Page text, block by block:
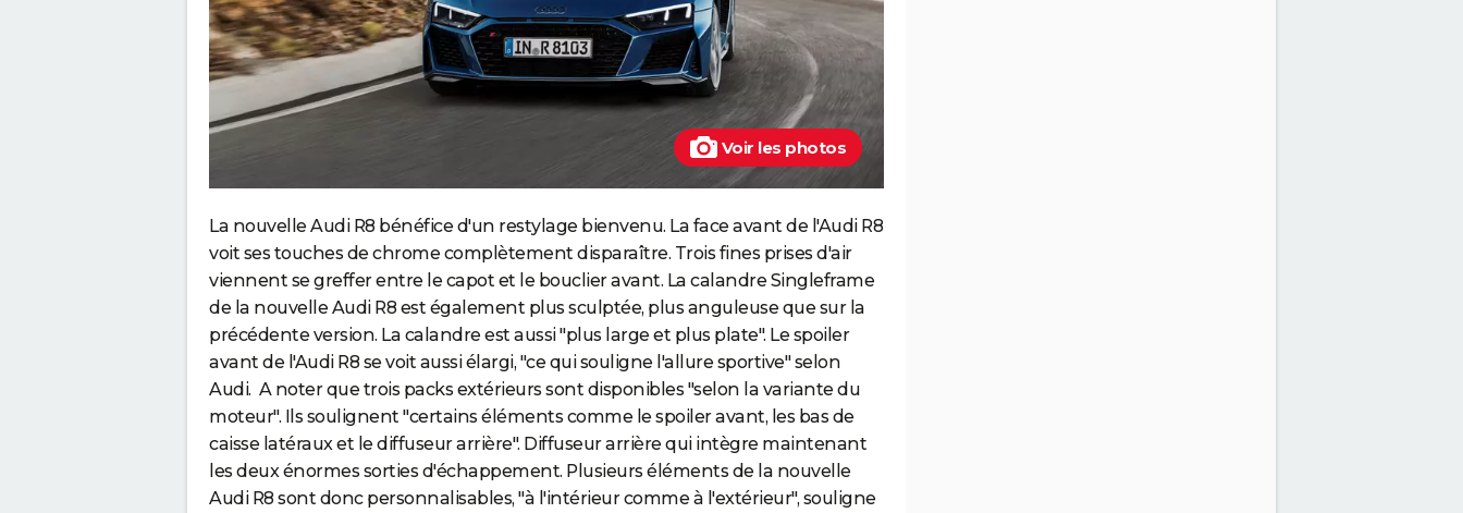
Voir les photos
La nouvelle Audi R8 bénéfice d'un restylage bienvenu. La face avant de l'Audi R8
voit ses touches de chrome complètement disparaître. Trois fines prises d'air
viennent se greffer entre le capot et le bouclier avant. La calandre Singleframe
de la nouvelle Audi R8 est également plus sculptée, plus anguleuse que sur la
précédente version. La calandre est aussi "plus large et plus plate". Le spoiler
avant de l'Audi R8 se voit aussi élargi, "ce qui souligne l'allure sportive" selon
Audi. A noter que trois packs extérieurs sont disponibles "selon la variante du
moteur". Ils soulignent "certains éléments comme le spoiler avant, les bas de
caisse latéraux et le diffuseur arrière". Diffuseur arrière qui intègre maintenant
les deux énormes sorties d'échappement. Plusieurs éléments de la nouvelle
Audi R8 sont donc personnalisables, "à l'intérieur comme à l'extérieur", souligne